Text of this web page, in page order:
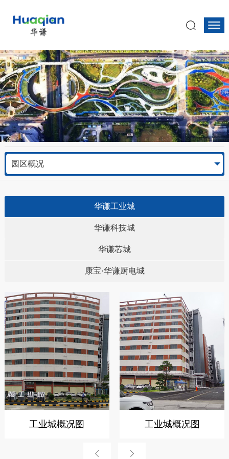
园区概况
华谦工业城
华谦科技城
华谦芯城
康宝·华谦厨电城
工业城概况图 工业城概况图